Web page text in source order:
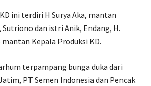
ini terdiri H Surya Aka, mantan
dan istri Anik, Endang, H.
Kepala Produksi KD.
terpampang bunga duka dari
PT Semen Indonesia dan Pencak